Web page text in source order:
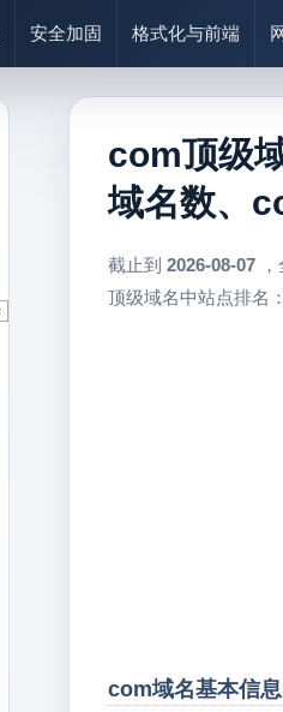
安全加固 格式化与前端
com顶级
域名数、
截止到 2026-08-07，
顶级域名中站点排名：
com域名基本信